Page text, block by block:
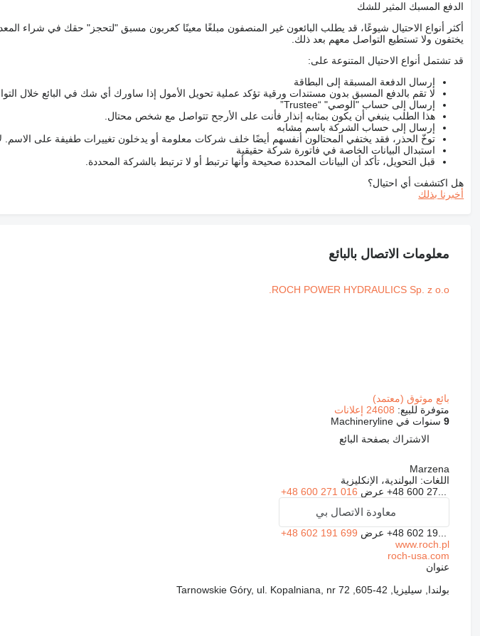
الدفع المسبك المثير للشك
أكثر أنواع الاحتيال شيوعًا، قد يطلب البائعون غير المنصفون مبلغًا معينًا كعربون مسبق "لتحجز" حقك في شراء
يختفون ولا تستطيع التواصل معهم بعد ذلك.
قد تشتمل أنواع الاحتيال المتنوعة على:
إرسال الدفعة المسبقة إلى البطاقة
لا تقم بالدفع المسبق بدون مستندات ورقية تؤكد عملية تحويل الأمول إذا ساورك أي شك في البائع خلال
إرسال إلى حساب "الوصي" “Trustee”
هذا الطلب ينبغي أن يكون بمثابه إنذار فأنت على الأرجح تتواصل مع شخص محتال.
إرسال إلى حساب الشركة باسم مشابه
توخّ الحذر، فقد يختفي المحتالون أنفسهم أيضًا خلف شركات معلومة أو يدخلون تغييرات طفيفة على
استبدال البيانات الخاصة في فاتورة شركة حقيقية
قبل التحويل، تأكد أن البيانات المحددة صحيحة وأنها ترتبط أو لا ترتبط بالشركة المحددة.
هل اكتشفت أي احتيال؟
أخبرنا بذلك
معلومات الاتصال بالبائع
ROCH POWER HYDRAULICS Sp. z o.o.
بائع موثوق (معتمد)
متوفرة للبيع: 24608 إعلانات
9سنوات في Machineryline
الاشتراك بصفحة البائع
Marzena
اللغات: البولندية، الإنكليزية
+48 600 27... عرض +48 600 271 016
معاودة الاتصال بي
+48 602 19... عرض +48 602 191 699
www.roch.pl
roch-usa.com
عنوان
بولندا, سيليزيا, 42-605, Tarnowskie Góry, ul. Kopalniana, nr 72